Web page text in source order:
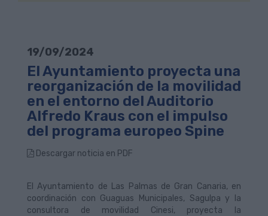
19/09/2024
El Ayuntamiento proyecta una
reorganización de la movilidad
en el entorno del Auditorio
Alfredo Kraus con el impulso
del programa europeo Spine
Descargar noticia en PDF
El Ayuntamiento de Las Palmas de Gran Canaria, en
coordinación con Guaguas Municipales, Sagulpa y la
consultora de movilidad Cinesi, proyecta la